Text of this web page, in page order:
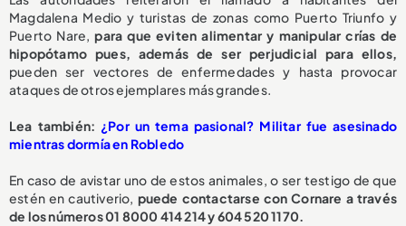
Magdalena Medio y turistas de zonas como Puerto Triunfo y
Puerto Nare, para que eviten alimentar y manipular crías de
hipopótamo pues, además de ser perjudicial para ellos,
pueden ser vectores de enfermedades y hasta provocar
ataques de otros ejemplares más grandes.
Lea también: ¿Por un tema pasional? Militar fue asesinado
mientras dormía en Robledo
En caso de avistar uno de estos animales, o ser testigo de que
estén en cautiverio, puede contactarse con Cornare a través
de los números 01 8000 414 214 y 604 520 1170.